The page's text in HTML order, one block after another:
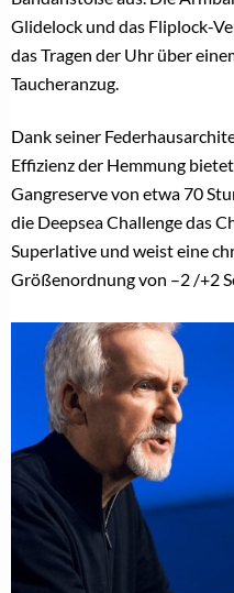
Glidelock und das Fliplock-
das Tragen der Uhr über
Taucheranzug.
Dank seiner
Effizienz der Hemmung
Gangreserve von etwa 70
die Deepsea Challenge das
Superlative und weist eine
Größenordnung von –2 /+2